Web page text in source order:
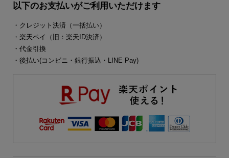
以下のお支払いがご利用いただけます
・クレジット決済（一括払い）
・楽天ペイ（旧：楽天ID決済）
・代金引換
・後払い(コンビニ・銀行振込・LINE Pay)